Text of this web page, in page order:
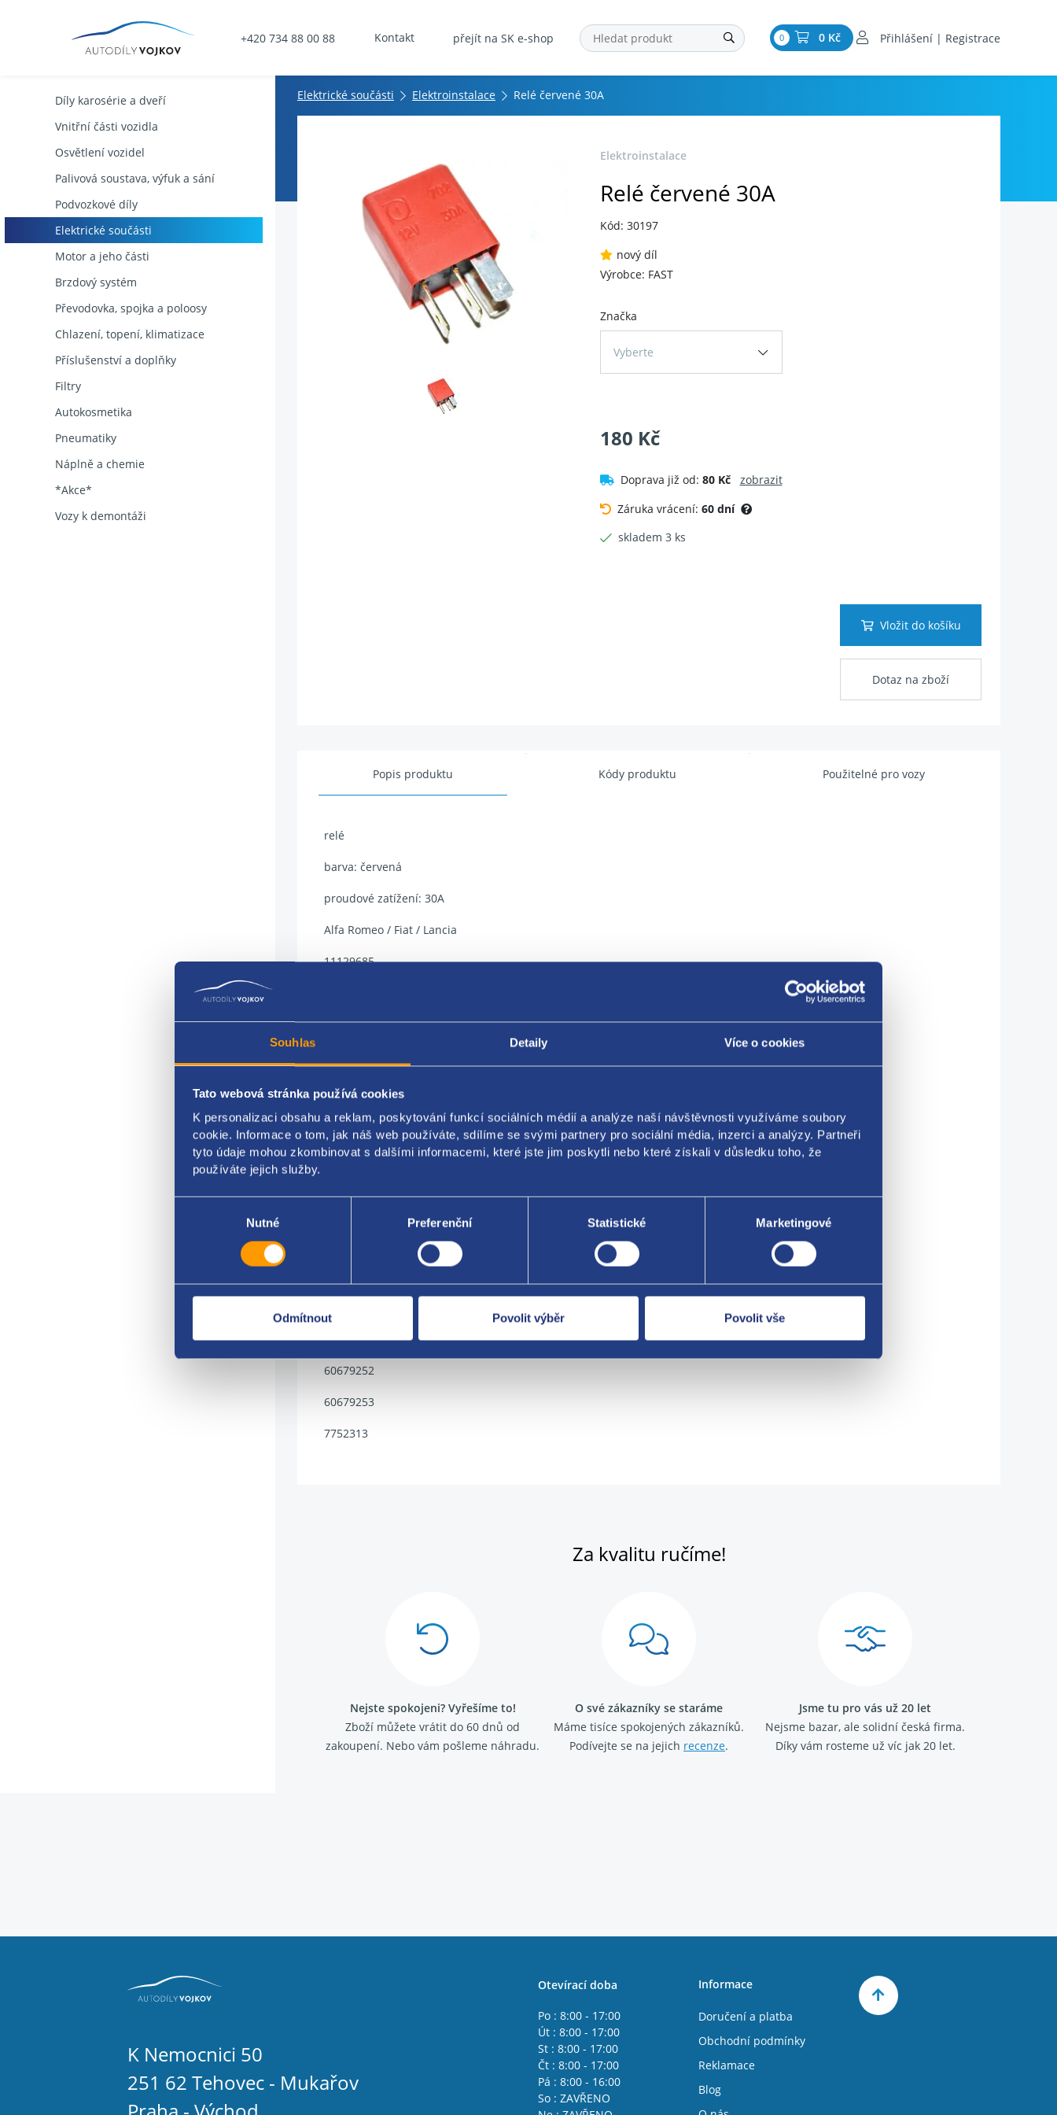
Souhlas Detaily Více o cookies
Tato webová stránka používá cookies
K personalizaci obsahu a reklam, poskytování funkcí sociálních médií a analýze naší návštěvnosti využíváme soubory
cookie. Informace o tom, jak náš web používáte, sdílíme se svými partnery pro sociální média, inzerci a analýzy. Partneři
tyto údaje mohou zkombinovat s dalšími informacemi, které jste jim poskytli nebo které získali v důsledku toho, že
používáte jejich služby.
Nutné Preferenční Statistické Marketingové
Odmítnout Povolit výběr Povolit vše
+420 734 88 00 88 Kontakt přejít na SK e-shop 0 0 Kč Přihlášení | Registrace
Díly karosérie a dveří
Vnitřní části vozidla
Osvětlení vozidel
Palivová soustava, výfuk a sání
Podvozkové díly
Elektrické součásti
Motor a jeho části
Brzdový systém
Převodovka, spojka a poloosy
Chlazení, topení, klimatizace
Příslušenství a doplňky
Filtry
Autokosmetika
Pneumatiky
Náplně a chemie
*Akce*
Vozy k demontáži
Elektrické součásti Elektroinstalace Relé červené 30A
Elektroinstalace
Relé červené 30A
Kód: 30197
nový díl
Výrobce: FAST
Značka
Vyberte
180 Kč
Doprava již od: 80 Kč
zobrazit
Záruka vrácení: 60 dní
skladem 3 ks
Vložit do košíku
Dotaz na zboží
Popis produktu Kódy produktu Použitelné pro vozy
relé
barva: červená
proudové zatížení: 30A
Alfa Romeo / Fiat / Lancia
11129685
11130885
46520412
46520422
46520432
60673505
60679252
60679253
7752313
Za kvalitu ručíme!
Nejste spokojeni? Vyřešíme to!
Zboží můžete vrátit do 60 dnů od
zakoupení. Nebo vám pošleme náhradu.
O své zákazníky se staráme
Máme tisíce spokojených zákazníků.
Podívejte se na jejich recenze.
Jsme tu pro vás už 20 let
Nejsme bazar, ale solidní česká firma.
Díky vám rosteme už víc jak 20 let.
K Nemocnici 50
251 62 Tehovec - Mukařov
Otevírací doba
Po : 8:00 - 17:00
Út : 8:00 - 17:00
St : 8:00 - 17:00
Čt : 8:00 - 17:00
Pá : 8:00 - 16:00
So : ZAVŘENO
Informace
Doručení a platba
Obchodní podmínky
Reklamace
Blog